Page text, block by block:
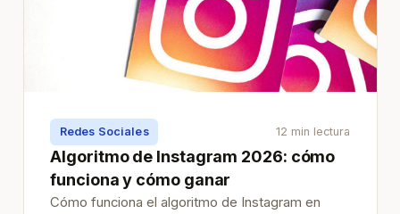
Redes Sociales 12 min lectura
Algoritmo de Instagram 2026: cómo
funciona y cómo ganar
Cómo funciona el algoritmo de Instagram en